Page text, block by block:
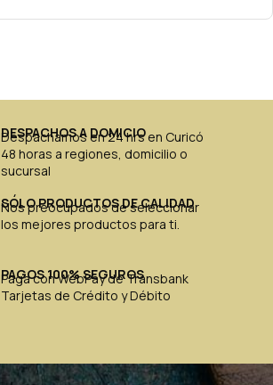
DESPACHOS A DOMICIO
Despachamos en 24 hrs en Curicó
48 horas a regiones, domicilio o
sucursal
SÓLO PRODUCTOS DE CALIDAD
Nos preocupados de seleccionar
los mejores productos para ti.
PAGOS 100% SEGUROS
Paga con WebPay de Transbank
Tarjetas de Crédito y Débito